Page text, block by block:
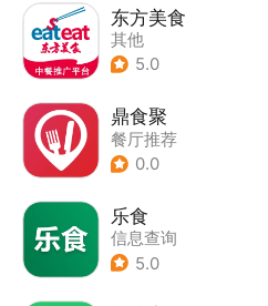
东方美食
其他
5.0
鼎食聚
餐厅推荐
0.0
乐食
信息查询
5.0